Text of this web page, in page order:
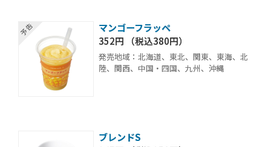
マンゴーフラッペ
352円 （税込380円）
発売地域：北海道、東北、関東、東海、北
陸、関西、中国・四国、九州、沖縄
ブレンドS